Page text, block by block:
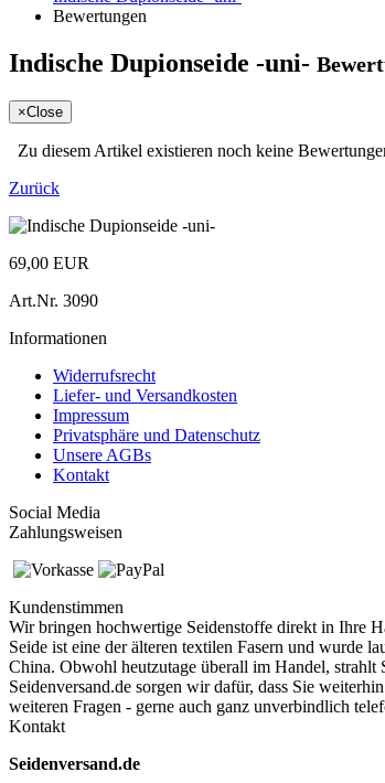
Bewertungen
Indische Dupionseide -uni-
×Close
Zu diesem Artikel existieren noch keine
Zurück
69,00 EUR
Art.Nr. 3090
Informationen
Widerrufsrecht
Liefer- und Versandkosten
Impressum
Privatsphäre und Datenschutz
Unsere AGBs
Kontakt
Social Media
Zahlungsweisen
Kundenstimmen
Wir bringen hochwertige Seidenstoffe direkt in Ihre
Seide ist eine der älteren textilen Fasern und wurde
China. Obwohl heutzutage überall im Handel,
Seidenversand.de sorgen wir dafür, dass Sie
weiteren Fragen - gerne auch ganz unverbindlich
Kontakt
Seidenversand.de